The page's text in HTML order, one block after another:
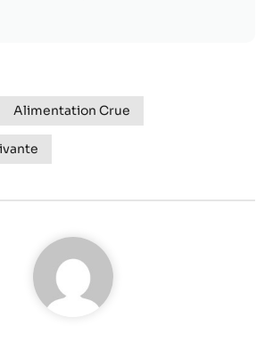
Alimentation Crue
sont pas
facultatifs. Ils
sont
Statistiques
Afin que nous
puissions
améliorer la